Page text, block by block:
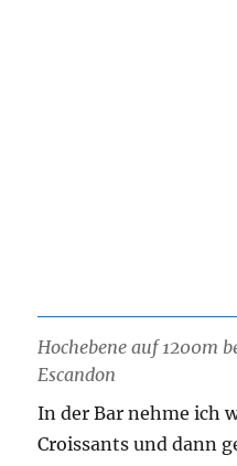
Hochebene auf 1200m
Escandon
In der Bar nehme ich
Croissants und dann